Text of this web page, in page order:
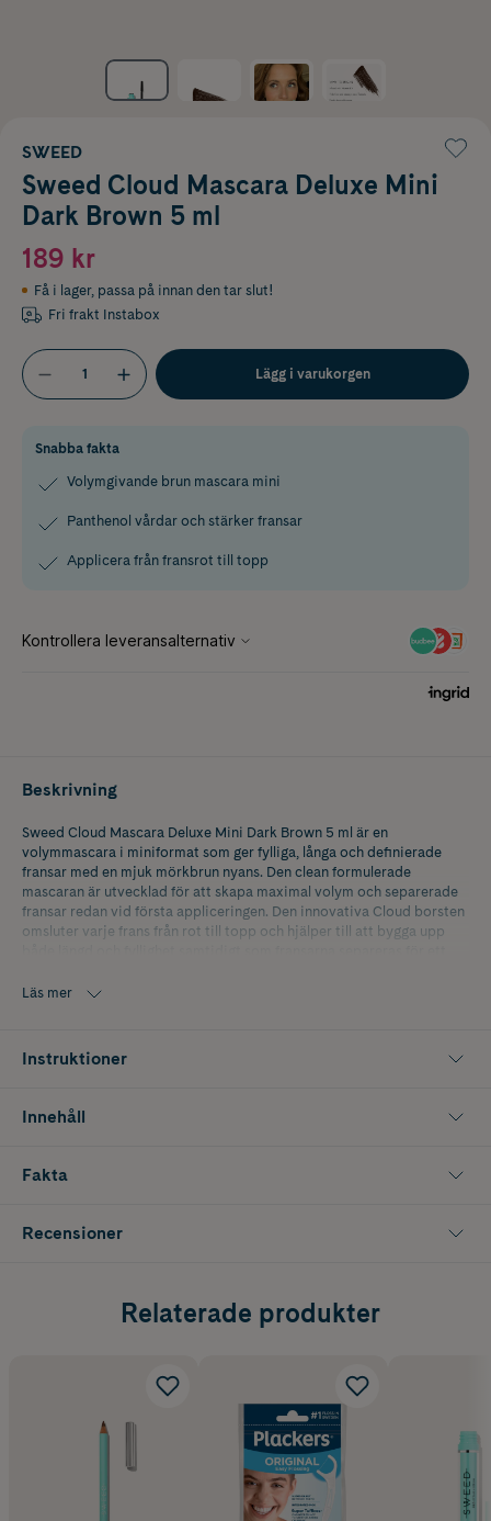
SWEED
Sweed Cloud Mascara Deluxe Mini
Dark Brown 5 ml
189 kr
Få i lager, passa på innan den tar slut!
Fri frakt Instabox
Lägg i varukorgen
Snabba fakta
Volymgivande brun mascara mini
Panthenol vårdar och stärker fransar
Applicera från fransrot till topp
Beskrivning
Sweed Cloud Mascara Deluxe Mini Dark Brown 5 ml är en
volymmascara i miniformat som ger fylliga, långa och definierade
fransar med en mjuk mörkbrun nyans. Den clean formulerade
mascaran är utvecklad för att skapa maximal volym och separerade
fransar redan vid första appliceringen. Den innovativa Cloud borsten
omsluter varje frans från rot till topp och hjälper till att bygga upp
framhäva fransarna på ett subtilt sätt. Formulan ger långa, fjäderlätta
fransar med fin böj som håller hela dagen utan att smula eller kladda.
Mascaran är vegansk och berikad med panthenol, även känt som
vitamin B5, som bidrar till att vårda och stärka fransarna. Det
ögonmakeup när som helst.
Läs mer
Instruktioner
Innehåll
Fakta
Recensioner
Relaterade produkter